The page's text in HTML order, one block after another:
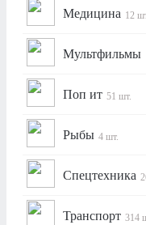
Медицина 12
Мультфильмы
Поп ит 51 шт.
Рыбы 4 шт.
Спецтехника
Транспорт 314